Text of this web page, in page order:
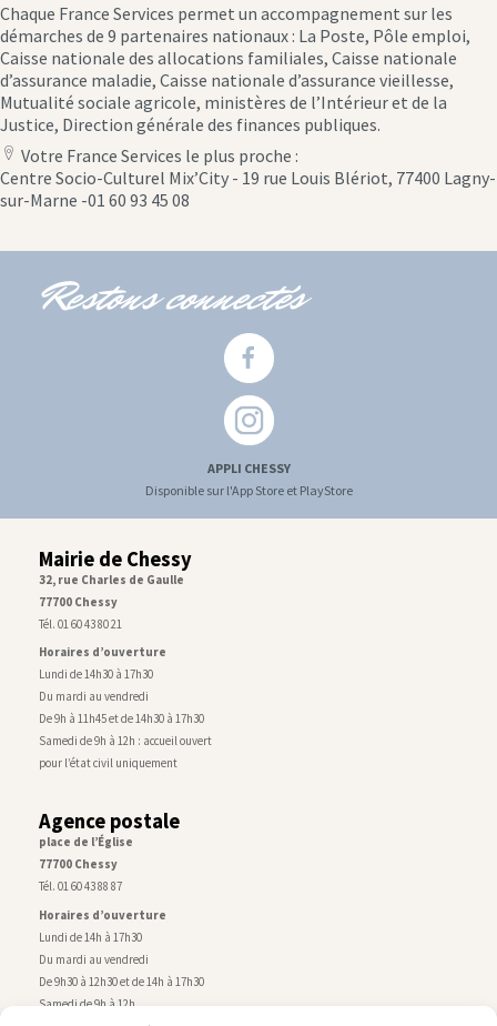
Chaque France Services permet un accompagnement sur les
démarches de 9 partenaires nationaux : La Poste, Pôle emploi,
Caisse nationale des allocations familiales, Caisse nationale
d’assurance maladie, Caisse nationale d’assurance vieillesse,
Mutualité sociale agricole, ministères de l’Intérieur et de la
Justice, Direction générale des finances publiques.
location
icon
Votre France Services le plus proche :
Centre Socio-Culturel Mix’City - 19 rue Louis Blériot, 77400 Lagny-
sur-Marne -01 60 93 45 08
Restons connectés
APPLI CHESSY
Disponible sur l'App Store et PlayStore
Mairie de Chessy
32, rue Charles de Gaulle
77700 Chessy
Tél. 01 60 43 80 21
Horaires d’ouverture
Lundi de 14h30 à 17h30
Du mardi au vendredi
De 9h à 11h45 et de 14h30 à 17h30
Samedi de 9h à 12h : accueil ouvert
pour l’état civil uniquement
Agence postale
place de l’Église
77700 Chessy
Tél. 01 60 43 88 87
Horaires d’ouverture
Lundi de 14h à 17h30
Du mardi au vendredi
De 9h30 à 12h30 et de 14h à 17h30
Samedi de 9h à 12h